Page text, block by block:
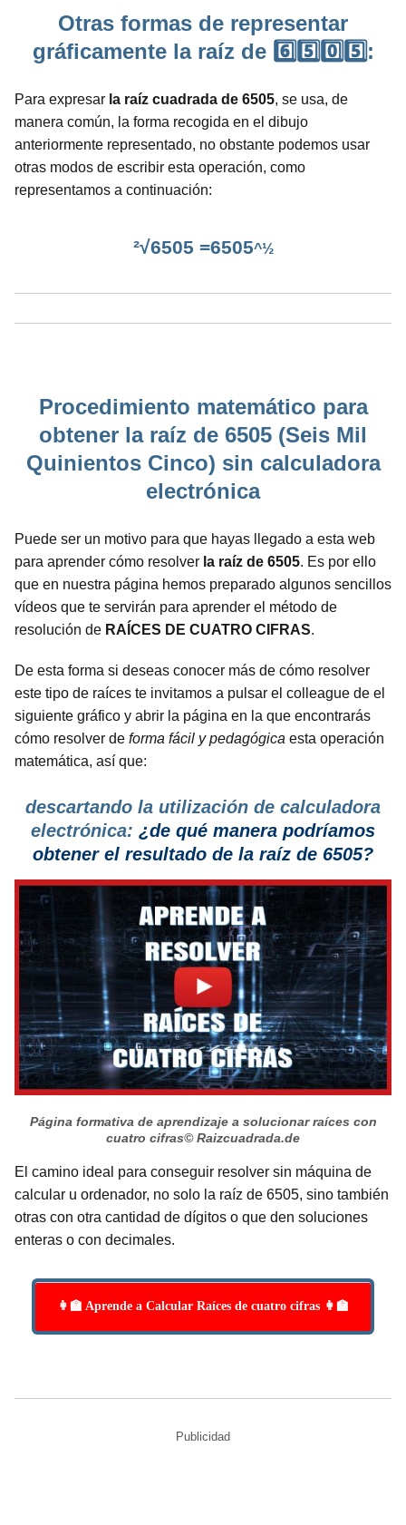
Otras formas de representar
gráficamente la raíz de 6️⃣5️⃣0️⃣5️⃣:
Para expresar la raíz cuadrada de 6505, se usa, de
manera común, la forma recogida en el dibujo
anteriormente representado, no obstante podemos usar
otras modos de escribir esta operación, como
representamos a continuación:
²√6505 =6505^½
Procedimiento matemático para
obtener la raíz de 6505 (Seis Mil
Quinientos Cinco) sin calculadora
electrónica
Puede ser un motivo para que hayas llegado a esta web
para aprender cómo resolver la raíz de 6505. Es por ello
que en nuestra página hemos preparado algunos sencillos
vídeos que te servirán para aprender el método de
resolución de RAÍCES DE CUATRO CIFRAS.
De esta forma si deseas conocer más de cómo resolver
este tipo de raíces te invitamos a pulsar el colleague de el
siguiente gráfico y abrir la página en la que encontrarás
cómo resolver de forma fácil y pedagógica esta operación
matemática, así que:
descartando la utilización de calculadora
electrónica: ¿de qué manera podríamos
obtener el resultado de la raíz de 6505?
Página formativa de aprendizaje a solucionar raíces con
cuatro cifras© Raizcuadrada.de
El camino ideal para conseguir resolver sin máquina de
calcular u ordenador, no solo la raíz de 6505, sino también
otras con otra cantidad de dígitos o que den soluciones
enteras o con decimales.
👩‍🏫 Aprende a Calcular Raíces de cuatro cifras 👩‍🏫
Publicidad